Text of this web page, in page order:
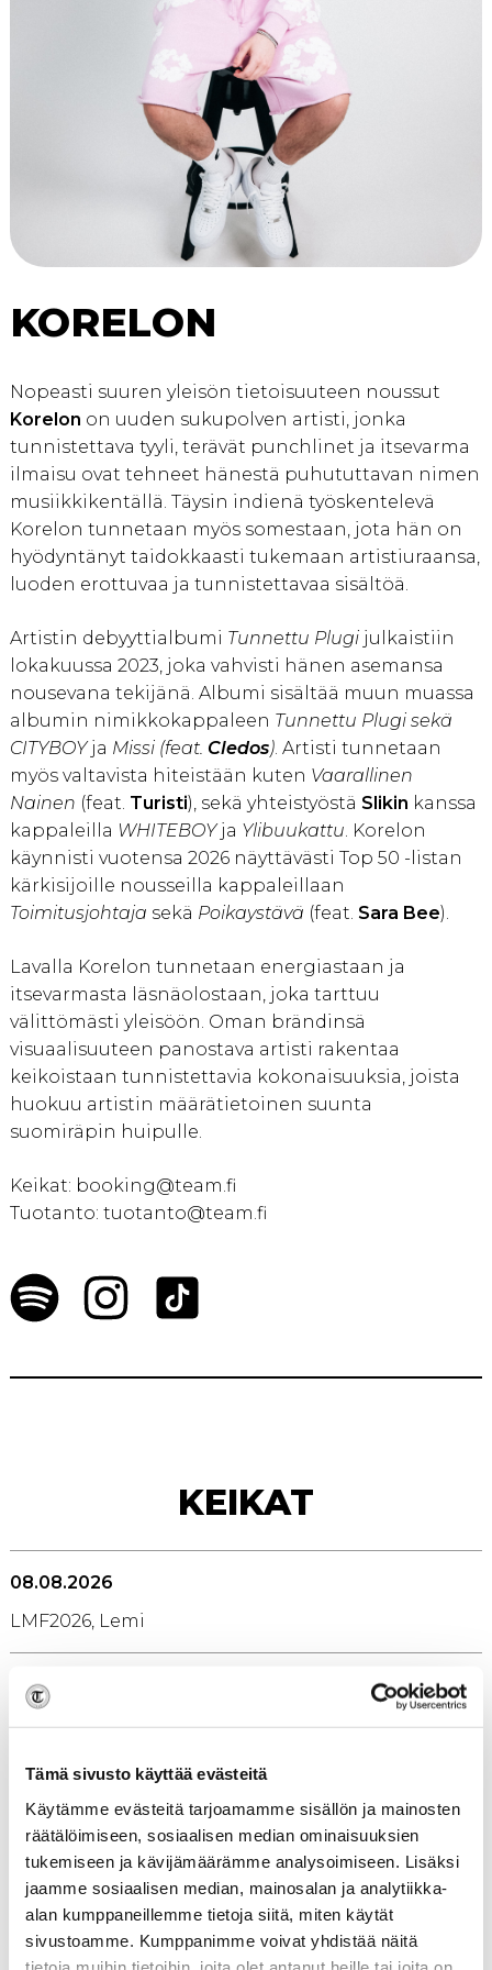
Tämä sivusto käyttää evästeitä
Käytämme evästeitä tarjoamamme sisällön ja mainosten
räätälöimiseen, sosiaalisen median ominaisuuksien
tukemiseen ja kävijämäärämme analysoimiseen. Lisäksi
jaamme sosiaalisen median, mainosalan ja analytiikka-
alan kumppaneillemme tietoja siitä, miten käytät
sivustoamme. Kumppanimme voivat yhdistää näitä
KORELON
Nopeasti suuren yleisön tietoisuuteen noussut
Korelon on uuden sukupolven artisti, jonka
tunnistettava tyyli, terävät punchlinet ja itsevarma
ilmaisu ovat tehneet hänestä puhututtavan nimen
musiikkikentällä. Täysin indienä työskentelevä
Korelon tunnetaan myös somestaan, jota hän on
hyödyntänyt taidokkaasti tukemaan artistiuraansa,
luoden erottuvaa ja tunnistettavaa sisältöä.
Artistin debyyttialbumi Tunnettu Plugijulkaistiin
lokakuussa 2023, joka vahvisti hänen asemansa
nousevana tekijänä. Albumi sisältää muun muassa
albumin nimikkokappaleen Tunnettu Plugi sekä
CITYBOYja Missi (feat. Cledos). Artisti tunnetaan
myös valtavista hiteistään kuten Vaarallinen
Nainen (feat. Turisti), sekä yhteistyöstä Slikin kanssa
kappaleilla WHITEBOYja Ylibuukattu. Korelon
käynnisti vuotensa 2026 näyttävästi Top 50 -listan
kärkisijoille nousseilla kappaleillaan
Toimitusjohtaja sekä Poikaystävä (feat. Sara Bee).
Lavalla Korelon tunnetaan energiastaan ja
itsevarmasta läsnäolostaan, joka tarttuu
välittömästi yleisöön. Oman brändinsä
visuaalisuuteen panostava artisti rakentaa
keikoistaan tunnistettavia kokonaisuuksia, joista
huokuu artistin määrätietoinen suunta
suomiräpin huipulle.
Keikat: booking@team.fi
Tuotanto: tuotanto@team.fi
KEIKAT
08.08.2026
LMF2026, Lemi
15.08.2026
Bönde, Somero
21.08.2026
Blockfest, Tampere
LIPUT
29.08.2026
Cafe Pori Jazz, Pori